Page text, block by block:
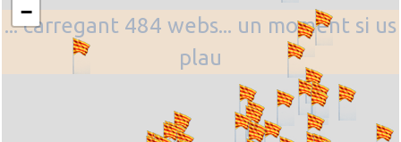
... carregant 484 webs... un moment si us
plau
−